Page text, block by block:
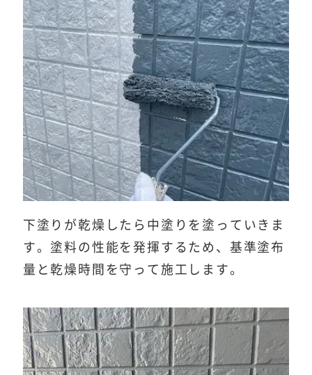
下塗りが乾燥したら中塗りを塗っていきま
す。塗料の性能を発揮するため、基準塗布
量と乾燥時間を守って施工します。